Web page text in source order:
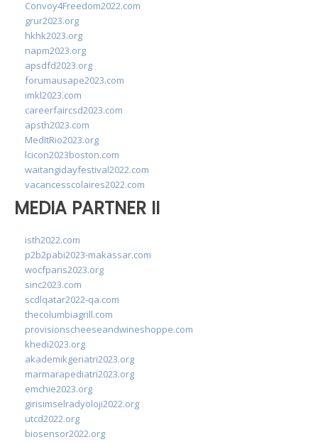
Convoy4Freedom2022.com
grur2023.org
hkhk2023.org
napm2023.org
apsdfd2023.org
forumausape2023.com
imkl2023.com
careerfaircsd2023.com
apsth2023.com
MedItRio2023.org
lcicon2023boston.com
waitangidayfestival2022.com
vacancesscolaires2022.com
MEDIA PARTNER II
isth2022.com
p2b2pabi2023-makassar.com
wocfparis2023.org
sinc2023.com
scdlqatar2022-qa.com
thecolumbiagrill.com
provisionscheeseandwineshoppe.com
khedi2023.org
akademikgeriatri2023.org
marmarapediatri2023.org
emchie2023.org
girisimselradyoloji2022.org
utcd2022.org
biosensor2022.org